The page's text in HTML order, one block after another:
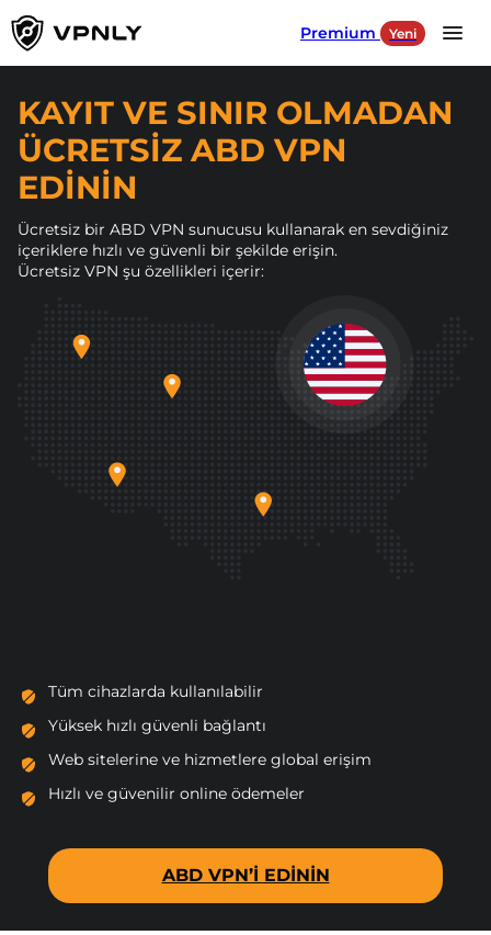
Premium Yeni
Language TR
Ürünler
Oyun için
Sosyal Ağlar İçin
KAYIT VE SINIR OLMADAN
ÜCRETSIZ ABD VPN
EDININ
Ücretsiz bir ABD VPN sunucusu kullanarak en sevdiğiniz
içeriklere hızlı ve güvenli bir şekilde erişin.
Ücretsiz VPN şu özellikleri içerir:
Tüm cihazlarda kullanılabilir
Yüksek hızlı güvenli bağlantı
Web sitelerine ve hizmetlere global erişim
Hızlı ve güvenilir online ödemeler
ABD VPN’I EDININ